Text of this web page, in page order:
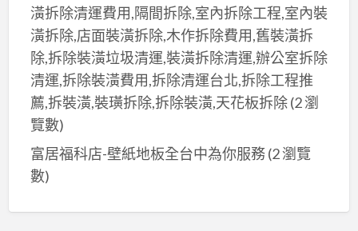
潢拆除清運費用,隔間拆除,室內拆除工程,室內裝
潢拆除,店面裝潢拆除,木作拆除費用,舊裝潢拆
除,拆除裝潢垃圾清運,裝潢拆除清運,辦公室拆除
清運,拆除裝潢費用,拆除清運台北,拆除工程推
薦,拆裝潢,裝璜拆除,拆除裝潢,天花板拆除(2 瀏
覽數)
富居福科店-壁紙地板全台中為你服務(2 瀏覽
數)